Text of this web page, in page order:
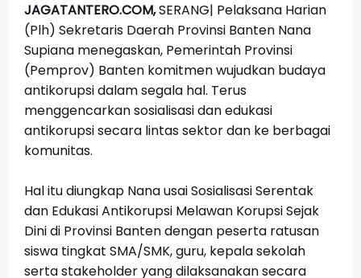
JAGATANTERO.COM,SERANG| Pelaksana Harian
(Plh) Sekretaris Daerah Provinsi Banten Nana
Supiana menegaskan, Pemerintah Provinsi
(Pemprov) Banten komitmen wujudkan budaya
antikorupsi dalam segala hal. Terus
menggencarkan sosialisasi dan edukasi
antikorupsi secara lintas sektor dan ke berbagai
komunitas.
Hal itu diungkap Nana usai Sosialisasi Serentak
dan Edukasi Antikorupsi Melawan Korupsi Sejak
Dini di Provinsi Banten dengan peserta ratusan
siswa tingkat SMA/SMK, guru, kepala sekolah
serta stakeholder yang dilaksanakan secara